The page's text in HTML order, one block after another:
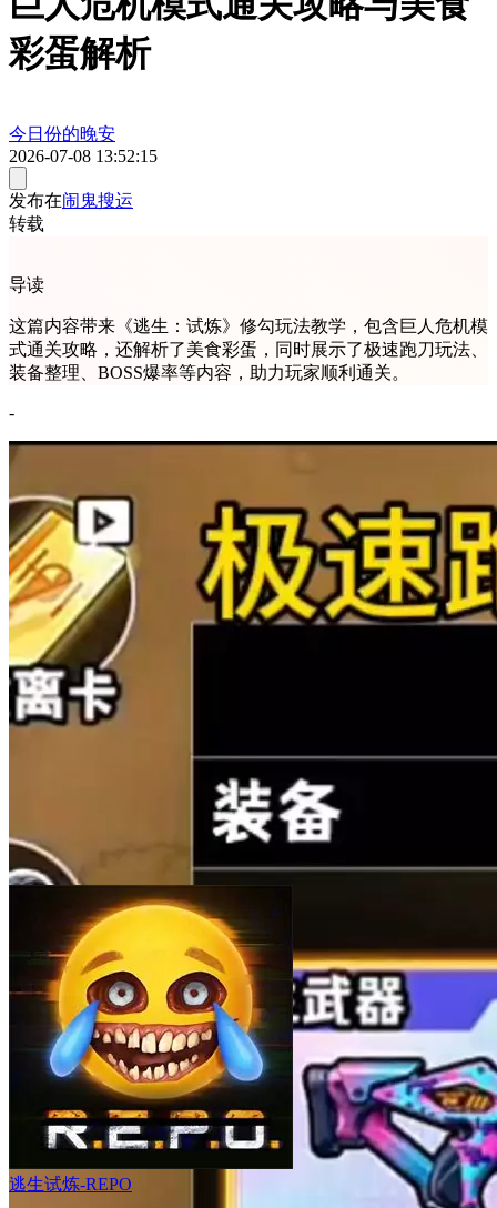
彩蛋解析
今日份的晚安
2026-07-08 13:52:15
发布在闹鬼搜运
转载
导读
这篇内容带来《逃生：试炼》修勾玩法教学，包含巨人危机模
式通关攻略，还解析了美食彩蛋，同时展示了极速跑刀玩法、
装备整理、BOSS爆率等内容，助力玩家顺利通关。
-
逃生试炼-REPO